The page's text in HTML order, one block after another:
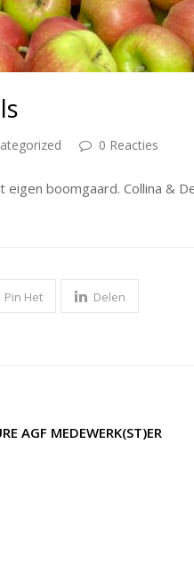
0 Reacties
boomgaard. Collina &
Pin Het Delen
AGF MEDEWERK(ST)ER